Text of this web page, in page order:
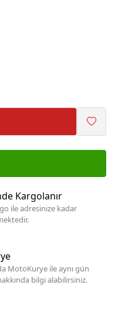
Kargolanır
ile adresinize kadar
MotoKurye ile aynı gün
bilgi alabilirsiniz.